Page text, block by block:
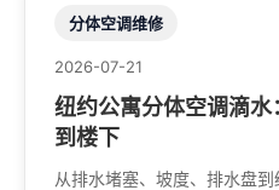
分体空调维修
2026-07-21
纽约公寓分体空调滴
到楼下
从排水堵塞、坡度、排水盘